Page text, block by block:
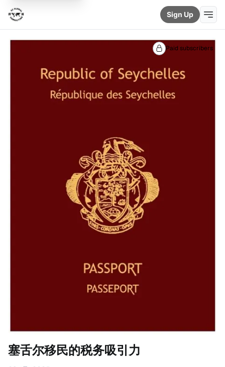
Sign Up
Paid subscribers
塞舌尔移民的税务吸引力